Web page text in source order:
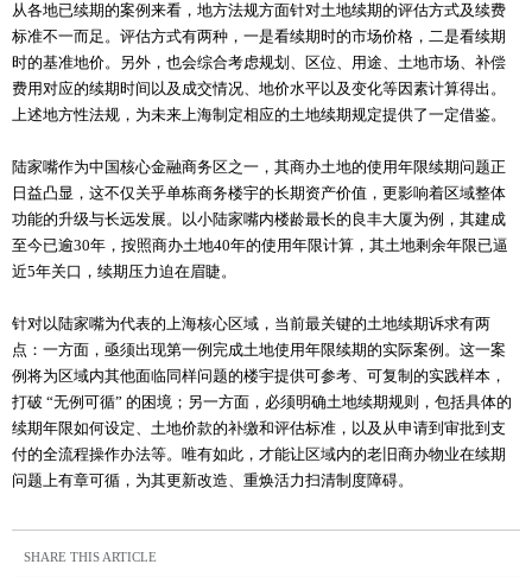
从各地已续期的案例来看，地方法规方面针对土地续期的评估方式及续费
标准不一而足。评估方式有两种，一是看续期时的市场价格，二是看续期
时的基准地价。另外，也会综合考虑规划、区位、用途、土地市场、补偿
费用对应的续期时间以及成交情况、地价水平以及变化等因素计算得出。
上述地方性法规，为未来上海制定相应的土地续期规定提供了一定借鉴。
陆家嘴作为中国核心金融商务区之一，其商办土地的使用年限续期问题正
日益凸显，这不仅关乎单栋商务楼宇的长期资产价值，更影响着区域整体
功能的升级与长远发展。以小陆家嘴内楼龄最长的良丰大厦为例，其建成
至今已逾30年，按照商办土地40年的使用年限计算，其土地剩余年限已逼
近5年关口，续期压力迫在眉睫。
针对以陆家嘴为代表的上海核心区域，当前最关键的土地续期诉求有两
点：一方面，亟须出现第一例完成土地使用年限续期的实际案例。这一案
例将为区域内其他面临同样问题的楼宇提供可参考、可复制的实践样本，
打破 “无例可循” 的困境；另一方面，必须明确土地续期规则，包括具体的
续期年限如何设定、土地价款的补缴和评估标准，以及从申请到审批到支
付的全流程操作办法等。唯有如此，才能让区域内的老旧商办物业在续期
问题上有章可循，为其更新改造、重焕活力扫清制度障碍。
SHARE THIS ARTICLE